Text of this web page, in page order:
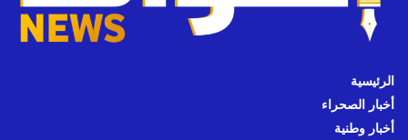
الرئيسية
أخبار الصحراء
أخبار وطنية